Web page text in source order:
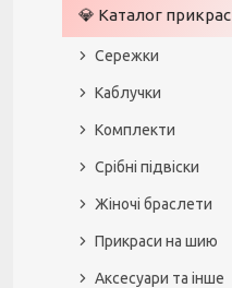
💎 Каталог прикрас
Сережки
Каблучки
Комплекти
Срібні підвіски
Жіночі браслети
Прикраси на шию
Аксесуари та інше